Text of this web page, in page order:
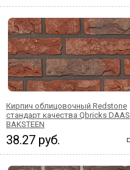
Кирпич облицовочный Redstone
стандарт качества Qbricks DAAS
BAKSTEEN
38.27 руб.